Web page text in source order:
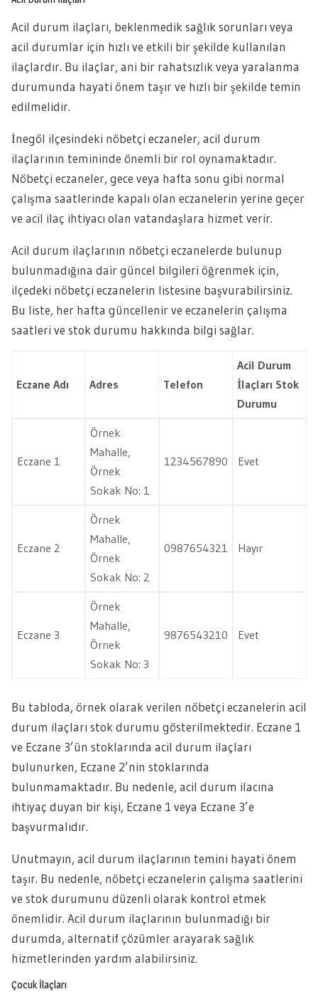
Acil durum ilaçları, beklenmedik sağlık sorunları veya
acil durumlar için hızlı ve etkili bir şekilde kullanılan
ilaçlardır. Bu ilaçlar, ani bir rahatsızlık veya yaralanma
durumunda hayati önem taşır ve hızlı bir şekilde temin
edilmelidir.
İnegöl ilçesindeki nöbetçi eczaneler, acil durum
ilaçlarının temininde önemli bir rol oynamaktadır.
Nöbetçi eczaneler, gece veya hafta sonu gibi normal
çalışma saatlerinde kapalı olan eczanelerin yerine geçer
ve acil ilaç ihtiyacı olan vatandaşlara hizmet verir.
Acil durum ilaçlarının nöbetçi eczanelerde bulunup
bulunmadığına dair güncel bilgileri öğrenmek için,
ilçedeki nöbetçi eczanelerin listesine başvurabilirsiniz.
Bu liste, her hafta güncellenir ve eczanelerin çalışma
saatleri ve stok durumu hakkında bilgi sağlar.
Eczane Adı Adres Telefon
Acil Durum
İlaçları Stok
Durumu
Eczane 1
Örnek
Mahalle,
Örnek
Sokak No: 1
1234567890 Evet
Eczane 2
Örnek
Mahalle,
Örnek
Sokak No: 2
0987654321 Hayır
Eczane 3
Örnek
Mahalle,
Örnek
Sokak No: 3
9876543210 Evet
Bu tabloda, örnek olarak verilen nöbetçi eczanelerin acil
durum ilaçları stok durumu gösterilmektedir. Eczane 1
ve Eczane 3’ün stoklarında acil durum ilaçları
bulunurken, Eczane 2’nin stoklarında
bulunmamaktadır. Bu nedenle, acil durum ilacına
ihtiyaç duyan bir kişi, Eczane 1 veya Eczane 3’e
başvurmalıdır.
Unutmayın, acil durum ilaçlarının temini hayati önem
taşır. Bu nedenle, nöbetçi eczanelerin çalışma saatlerini
ve stok durumunu düzenli olarak kontrol etmek
önemlidir. Acil durum ilaçlarının bulunmadığı bir
durumda, alternatif çözümler arayarak sağlık
hizmetlerinden yardım alabilirsiniz.
Çocuk İlaçları